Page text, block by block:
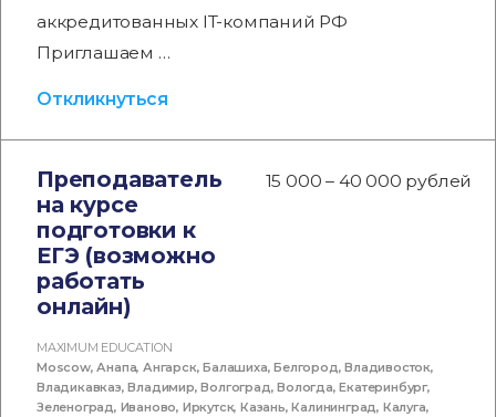
аккредитованных IT-компаний РФ
Приглашаем …
Откликнуться
Преподаватель
на курсе
подготовки к
ЕГЭ (возможно
работать
онлайн)
15 000 – 40 000 рублей
MAXIMUM EDUCATION
Moscow,Анапа,Ангарск,Балашиха,Белгород,Владивосток,
Владикавказ,Владимир,Волгоград,Вологда,Екатеринбург,
Зеленоград, Иваново, Иркутск,Казань,Калининград, Калуга,